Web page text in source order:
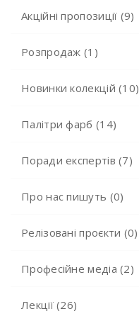
Акційні пропозиції (9)
Розпродаж (1)
Новинки колекцій (10)
Палітри фарб (14)
Поради експертів (7)
Про нас пишуть (0)
Релізовані проєкти (0)
Професійне медіа (2)
Лекції (26)